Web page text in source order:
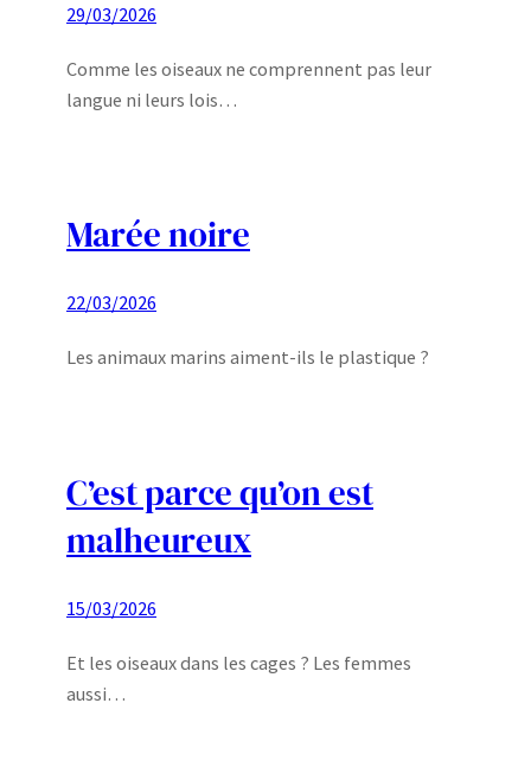
29/03/2026
Comme les oiseaux ne comprennent pas leur
langue ni leurs lois…
Marée noire
22/03/2026
Les animaux marins aiment-ils le plastique ?
C’est parce qu’on est
malheureux
15/03/2026
Et les oiseaux dans les cages ? Les femmes
aussi…